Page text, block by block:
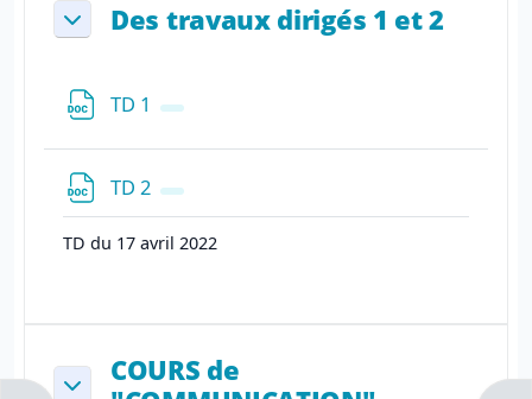
ReplierDes travaux dirigés 1 et 2
TD 1 Fichier
TD 2 Fichier
TD du 17 avril 2022
COURS de